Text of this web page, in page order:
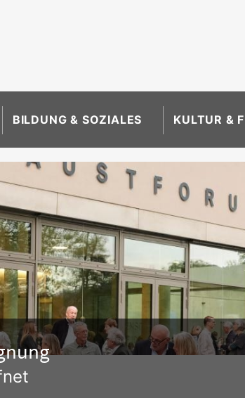
BILDUNG & SOZIALES KULTUR &